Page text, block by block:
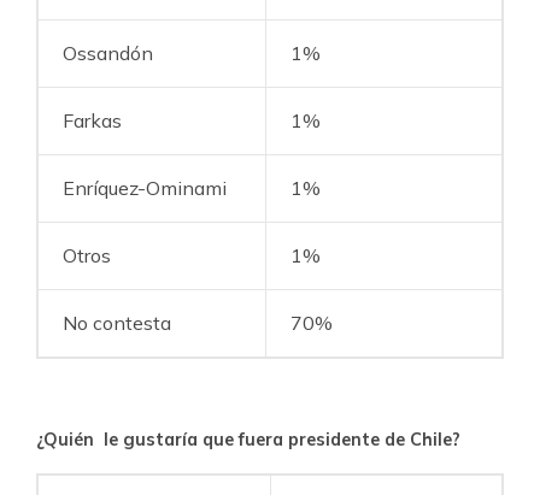
Ossandón 1%
Farkas 1%
Enríquez-Ominami 1%
Otros 1%
No contesta 70%
¿Quién le gustaría que fuera presidente de Chile?